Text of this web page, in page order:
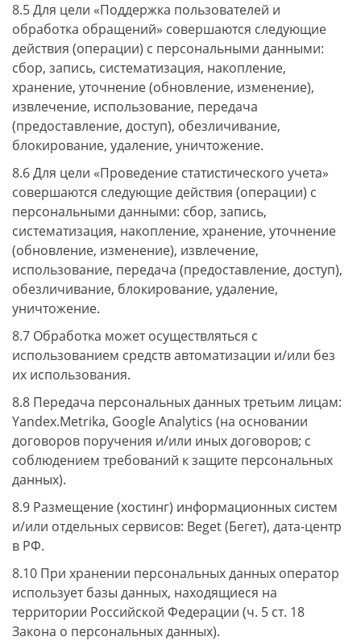
8.5 Для цели «Поддержка пользователей и
обработка обращений» совершаются следующие
действия (операции) с персональными данными:
сбор, запись, систематизация, накопление,
хранение, уточнение (обновление, изменение),
извлечение, использование, передача
(предоставление, доступ), обезличивание,
блокирование, удаление, уничтожение.
8.6 Для цели «Проведение статистического учета»
совершаются следующие действия (операции) с
персональными данными: сбор, запись,
систематизация, накопление, хранение, уточнение
(обновление, изменение), извлечение,
использование, передача (предоставление, доступ),
обезличивание, блокирование, удаление,
уничтожение.
8.7 Обработка может осуществляться с
использованием средств автоматизации и/или без
их использования.
8.8 Передача персональных данных третьим лицам:
Yandex.Metrika, Google Analytics (на основании
договоров поручения и/или иных договоров; с
соблюдением требований к защите персональных
данных).
8.9 Размещение (хостинг) информационных систем
и/или отдельных сервисов: Beget (Бегет), дата-центр
в РФ.
8.10 При хранении персональных данных оператор
использует базы данных, находящиеся на
территории Российской Федерации (ч. 5 ст. 18
Закона о персональных данных).